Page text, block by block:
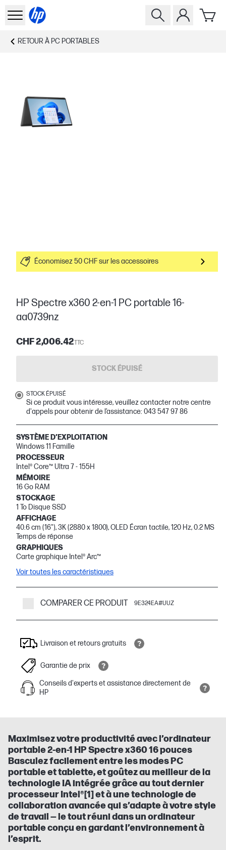
RETOUR À PC PORTABLES
Économisez 50 CHF sur les accessoires
HP Spectre x360 2-en-1 PC portable 16-
aa0739nz
CHF 2,006.42TTC
STOCK ÉPUISÉ
STOCK ÉPUISÉ
Si ce produit vous intéresse, veuillez contacter notre centre
d'appels pour obtenir de l’assistance: 043 547 97 86
SYSTÈME D’EXPLOITATION
Windows 11 Famille
PROCESSEUR
Intel® Core™ Ultra 7 - 155H
MÉMOIRE
16 Go RAM
STOCKAGE
1 To Disque SSD
AFFICHAGE
40.6 cm (16"), 3K (2880 x 1800), OLED Écran tactile, 120 Hz, 0.2 MS
Temps de réponse
GRAPHIQUES
Carte graphique Intel® Arc™
Voir toutes les caractéristiques
COMPARER CE PRODUIT 9E324EA#UUZ
Livraison et retours gratuits
Garantie de prix
Conseils d'experts et assistance directement de
HP
Maximisez votre productivité avec l’ordinateur
portable 2-en-1 HP Spectre x360 16 pouces
Basculez facilement entre les modes PC
portable et tablette, et goûtez au meilleur de la
technologie IA intégrée grâce au tout dernier
processeur Intel®[1] et à une technologie de
collaboration avancée qui s’adapte à votre style
de travail — le tout réuni dans un ordinateur
portable conçu en gardant l’environnement à
l’esprit.